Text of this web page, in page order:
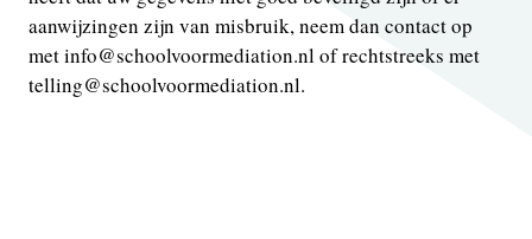
aanwijzingen zijn van misbruik, neem dan contact op
met info@schoolvoormediation.nl of rechtstreeks met
telling@schoolvoormediation.nl.